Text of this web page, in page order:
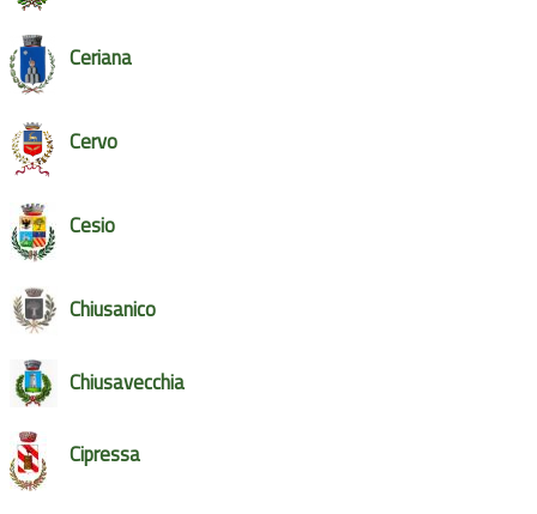
Ceriana
Cervo
Cesio
Chiusanico
Chiusavecchia
Cipressa